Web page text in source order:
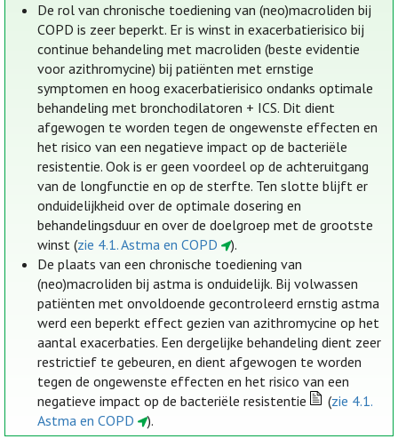
De rol van chronische toediening van (neo)macroliden bij
COPD is zeer beperkt. Er is winst in exacerbatierisico bij
continue behandeling met macroliden (beste evidentie
voor azithromycine) bij patiënten met ernstige
symptomen en hoog exacerbatierisico ondanks optimale
behandeling met bronchodilatoren + ICS. Dit dient
afgewogen te worden tegen de ongewenste effecten en
het risico van een negatieve impact op de bacteriële
resistentie. Ook is er geen voordeel op de achteruitgang
van de longfunctie en op de sterfte. Ten slotte blijft er
onduidelijkheid over de optimale dosering en
behandelingsduur en over de doelgroep met de grootste
winst (zie 4.1. Astma en COPD
).
De plaats van een chronische toediening van
(neo)macroliden bij astma is onduidelijk. Bij volwassen
patiënten met onvoldoende gecontroleerd ernstig astma
werd een beperkt effect gezien van azithromycine op het
aantal exacerbaties. Een dergelijke behandeling dient zeer
restrictief te gebeuren, en dient afgewogen te worden
tegen de ongewenste effecten en het risico van een
negatieve impact op de bacteriële resistentie
(zie 4.1.
Astma en COPD
).